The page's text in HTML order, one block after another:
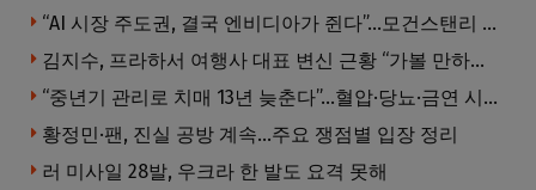
“AI 시장 주도권, 결국 엔비디아가 쥔다”…모건스탠리 장담
김지수, 프라하서 여행사 대표 변신 근황 “가볼 만하니…”
“중년기 관리로 치매 13년 늦춘다”…혈압·당뇨·금연 시기가 골든타임
황정민·팬, 진실 공방 계속…주요 쟁점별 입장 정리
러 미사일 28발, 우크라 한 발도 요격 못해